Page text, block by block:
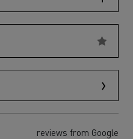
reviews from Google